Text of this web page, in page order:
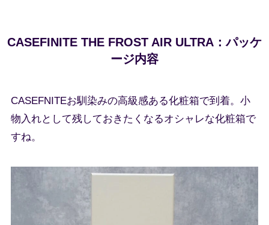
CASEFINITE THE FROST AIR ULTRA：パッケ
ージ内容
CASEFNITEお馴染みの高級感ある化粧箱で到着。小
物入れとして残しておきたくなるオシャレな化粧箱で
すね。